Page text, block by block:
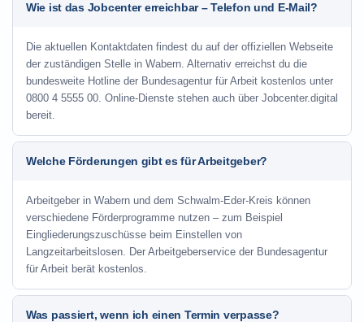
Wie ist das Jobcenter erreichbar – Telefon und E-Mail?
Die aktuellen Kontaktdaten findest du auf der offiziellen Webseite
der zuständigen Stelle in Wabern. Alternativ erreichst du die
bundesweite Hotline der Bundesagentur für Arbeit kostenlos unter
0800 4 5555 00. Online-Dienste stehen auch über Jobcenter.digital
bereit.
Welche Förderungen gibt es für Arbeitgeber?
Arbeitgeber in Wabern und dem Schwalm-Eder-Kreis können
verschiedene Förderprogramme nutzen – zum Beispiel
Eingliederungszuschüsse beim Einstellen von
Langzeitarbeitslosen. Der Arbeitgeberservice der Bundesagentur
für Arbeit berät kostenlos.
Was passiert, wenn ich einen Termin verpasse?